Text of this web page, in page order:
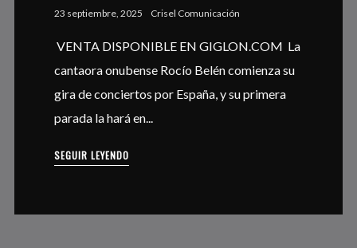
23 septiembre, 2025 Crisel Comunicación
VENTA DISPONIBLE EN GIGLON.COM La
cantaora onubense Rocío Belén comienza su
gira de conciertos por España, y su primera
parada la hará en...
SEGUIR LEYENDO